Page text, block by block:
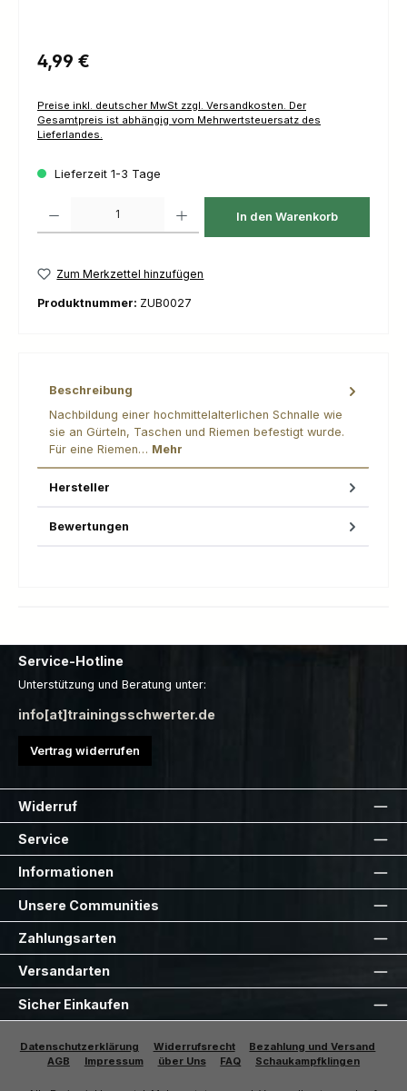
Regulärer Preis:
4,99 €
Preise inkl. deutscher MwSt zzgl. Versandkosten. Der
Gesamtpreis ist abhängig vom Mehrwertsteuersatz des
Lieferlandes.
Lieferzeit 1-3 Tage
In den Warenkorb
Zum Merkzettel hinzufügen
Produktnummer: ZUB0027
Beschreibung
Nachbildung einer hochmittelalterlichen Schnalle wie
sie an Gürteln, Taschen und Riemen befestigt wurde.
Für eine Riemen… Mehr
Hersteller
Bewertungen
Service-Hotline
Unterstützung und Beratung unter:
info[at]trainingsschwerter.de
Vertrag widerrufen
Widerruf
Service
Informationen
Unsere Communities
Zahlungsarten
Versandarten
Sicher Einkaufen
Datenschutzerklärung Widerrufsrecht
Bezahlung und Versand
AGB
Impressum über Uns FAQ Schaukampfklingen